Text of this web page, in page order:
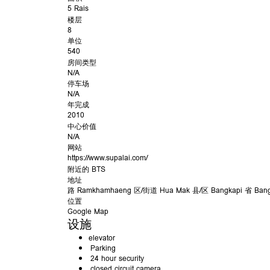
5 Rais
楼层
8
单位
540
房间类型
N/A
停车场
N/A
年完成
2010
中心价值
N/A
网站
https://www.supalai.com/
附近的 BTS
地址
路 Ramkhamhaeng 区/街道 Hua Mak 县/区 Bangkapi 省
位置
Google Map
设施
elevator
Parking
24 hour security